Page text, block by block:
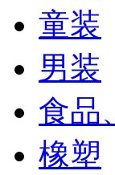
童装
男装
食品
橡塑